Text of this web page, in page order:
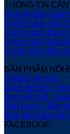
THÔNG TIN
Hướng dẫn mua
Chính sách vận
Chính sách thanh
Chính sách bảo
Chính sách bảo
SẢN PHẨM NỔI
Thiết bị vệ sinh
Gạch lát nền - ốp
Sơn nội thất -
Bồn nhựa - Bồn
Máy năng lượng
FACEBOOK